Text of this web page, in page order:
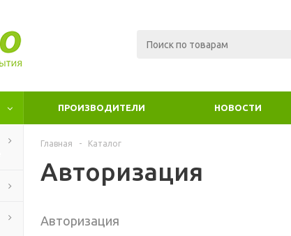
ПРОИЗВОДИТЕЛИ НОВОСТИ
Главная - Каталог
Авторизация
Авторизация